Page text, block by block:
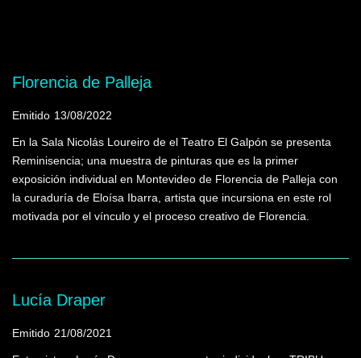
Florencia de Palleja
Emitido 13/08/2022
En la Sala Nicolás Loureiro de el Teatro El Galpón se presenta
Reminisencia; una muestra de pinturas que es la primer
exposición individual en Montevideo de Florencia de Palleja con
la curaduría de Eloísa Ibarra, artista que incursiona en este rol
motivada por el vínculo y el proceso creativo de Florencia.
Lucía Draper
Emitido 21/08/2021